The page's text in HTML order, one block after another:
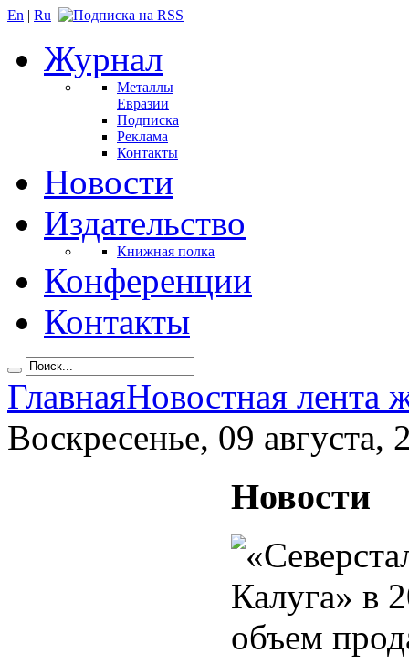
En | Ru
Журнал
Металлы
Евразии
Подписка
Реклама
Контакты
Новости
Издательство
Книжная полка
Конференции
Контакты
ГлавнаяНовостная лента
Воскресенье, 09 августа,
Новости